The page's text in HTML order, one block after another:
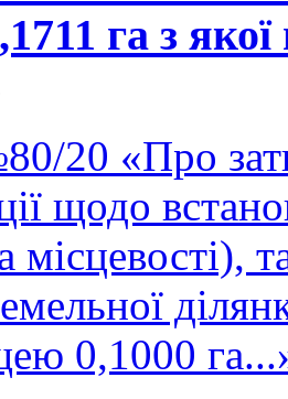
га з
20 «Про
щодо
місцевості),
0,1000